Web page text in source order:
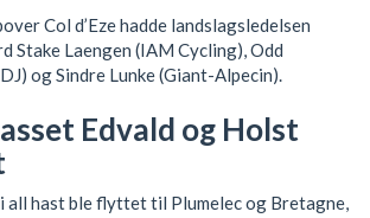
Col d’Eze hadde landslagsledelsen
Stake Laengen (IAM Cycling), Odd
og Sindre Lunke (Giant-Alpecin).
Edvald og Holst
all hast ble flyttet til Plumelec og Bretagne,